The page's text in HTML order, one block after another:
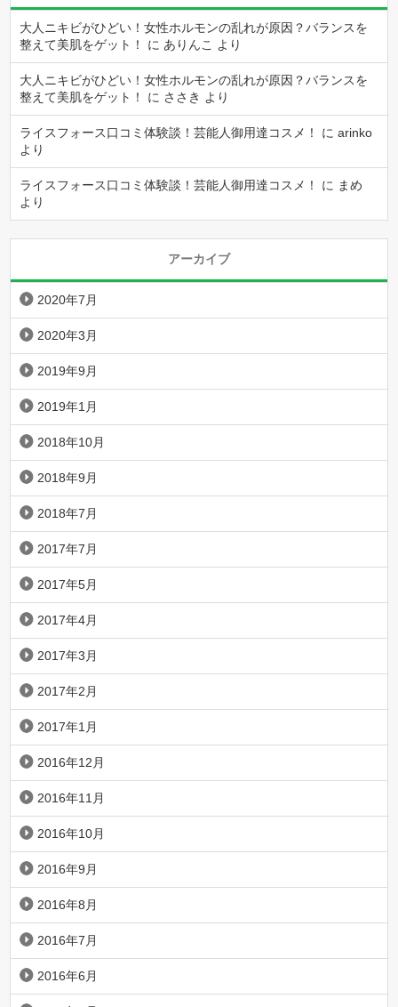
大人ニキビがひどい！女性ホルモンの乱れが原因？バランスを
整えて美肌をゲット！
に ありんこ より
大人ニキビがひどい！女性ホルモンの乱れが原因？バランスを
整えて美肌をゲット！
に ささき より
ライスフォース口コミ体験談！芸能人御用達コスメ！ にarinko
より
ライスフォース口コミ体験談！芸能人御用達コスメ！ に まめ
より
アーカイブ
2020年7月
2020年3月
2019年9月
2019年1月
2018年10月
2018年9月
2018年7月
2017年7月
2017年5月
2017年4月
2017年3月
2017年2月
2017年1月
2016年12月
2016年11月
2016年10月
2016年9月
2016年8月
2016年7月
2016年6月